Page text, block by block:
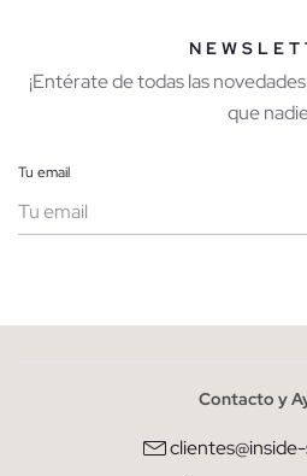
¡Entérate de todas las
que
Tu email
He leído y entiendo lapolítica de
Contacto y